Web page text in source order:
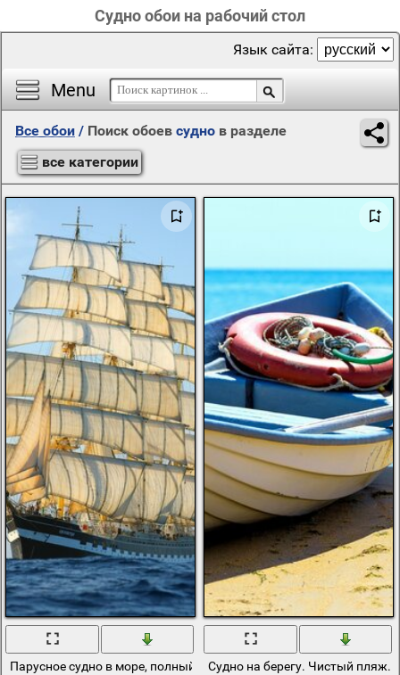
Судно обои на рабочий стол
Menu
Язык сайта:
Все обои / Поиск обоев судно в разделе
все категории
Парусное судно в море, полный штильСудно на берегу. Чистый пляж.